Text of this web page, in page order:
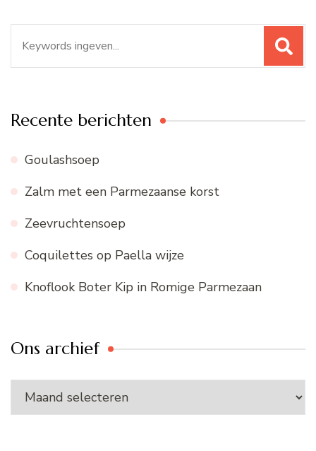
naar:
Recente berichten
Goulashsoep
Zalm met een Parmezaanse korst
Zeevruchtensoep
Coquilettes op Paella wijze
Knoflook Boter Kip in Romige Parmezaan
Ons archief
Ons
archief